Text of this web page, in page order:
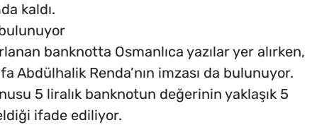
kaldı.
banknotta Osmanlıca yazılar yer alırken,
Abdülhalik Renda’nın imzası da bulunuyor.
5 liralık banknotun değerinin yaklaşık 5
ifade ediliyor.